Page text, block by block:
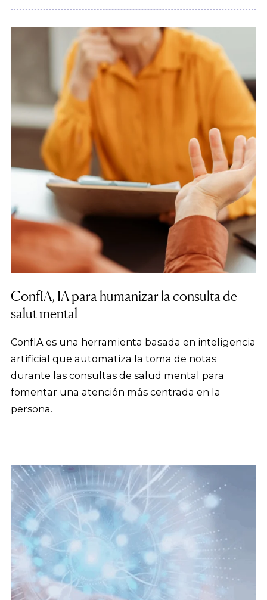
ConfIA, IA para humanizar la consulta de
salut mental
ConfIA es una herramienta basada en inteligencia
artificial que automatiza la toma de notas
durante las consultas de salud mental para
fomentar una atención más centrada en la
persona.